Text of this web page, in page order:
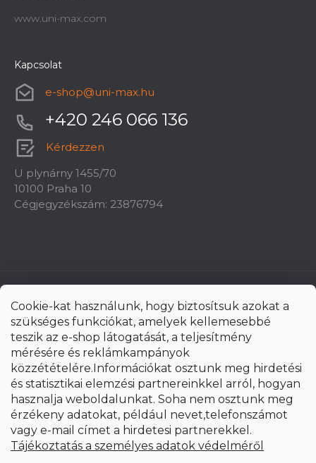
Cookie-kat használunk, hogy biztosítsuk azokat a
szükséges funkciókat, amelyek kellemesebbé
teszik az e-shop látogatását, a teljesítmény
mérésére és reklámkampányok
közzétételére.Információkat osztunk meg hirdetési
és statisztikai elemzési partnereinkkel arról, hogyan
hasznalja weboldalunkat. Soha nem osztunk meg
érzékeny adatokat, például nevet,telefonszámot
vagy e-mail címet a hirdetesi partnerekkel.
Tájékoztatás a személyes adatok védelméről
www.uni-max.com
Kapcsolat
e-shop@uni-max.hu
+420 246 066 136
Kérdezzen
U plynárny 1455/70
10100 Praha 10
Cégjegyzékszám: 23876794
Shoptet Premium készítette